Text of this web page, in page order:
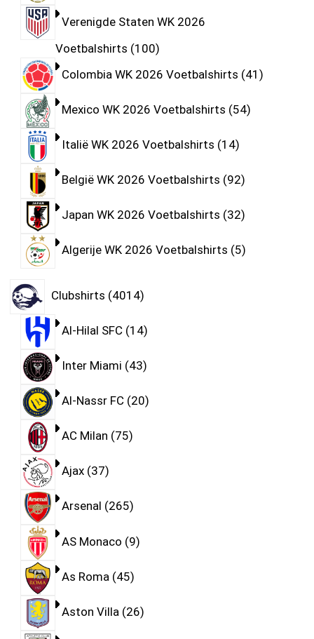
Verenigde Staten WK 2026
Voetbalshirts 100
Colombia WK 2026 Voetbalshirts 41
Mexico WK 2026 Voetbalshirts 54
Italië WK 2026 Voetbalshirts 14
België WK 2026 Voetbalshirts 92
Japan WK 2026 Voetbalshirts 32
Algerije WK 2026 Voetbalshirts 5
Clubshirts 4014
Al-Hilal SFC 14
Inter Miami 43
Al-Nassr FC 20
AC Milan 75
Ajax 37
Arsenal 265
AS Monaco 9
As Roma 45
Aston Villa 26